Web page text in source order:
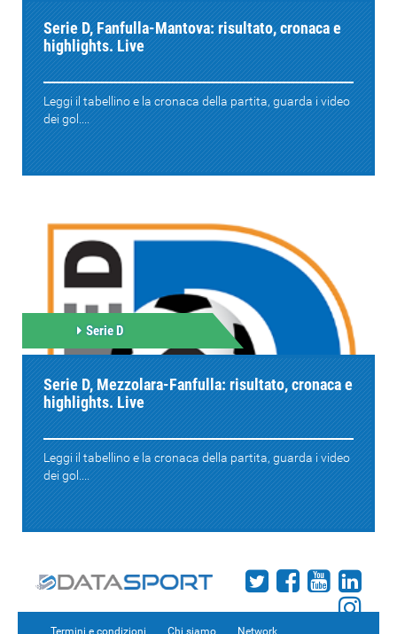
Serie D, Fanfulla-Mantova: risultato, cronaca e
highlights. Live
Leggi il tabellino e la cronaca della partita, guarda i video
dei gol....
Serie D
Serie D, Mezzolara-Fanfulla: risultato, cronaca e
highlights. Live
Leggi il tabellino e la cronaca della partita, guarda i video
dei gol....
Termini e condizioni Chi siamo Network